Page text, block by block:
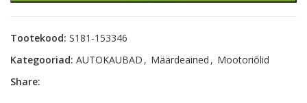
Tootekood: S181-153346
Kategooriad: AUTOKAUBAD , Määrdeained , Mootoriõlid
Share: